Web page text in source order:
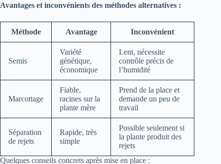
Avantages et inconvénients des méthodes alternatives :
Méthode Avantage Inconvénient
Semis
Variété
génétique,
économique
Lent, nécessite
contrôle précis de
l’humidité
Marcottage
Fiable,
racines sur la
plante mère
Prend de la place et
demande un peu de
travail
Séparation
de rejets
Rapide, très
simple
Possible seulement si
la plante produit des
rejets
Quelques conseils concrets après mise en place :